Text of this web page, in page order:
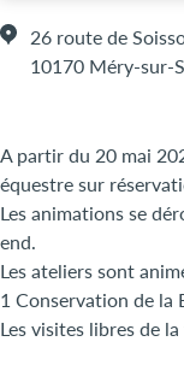
26 route de
10170 Méry-sur-
A partir du 20 mai
équestre sur
Les animations se
end.
Les ateliers sont
1 Conservation de la
Les visites libres de